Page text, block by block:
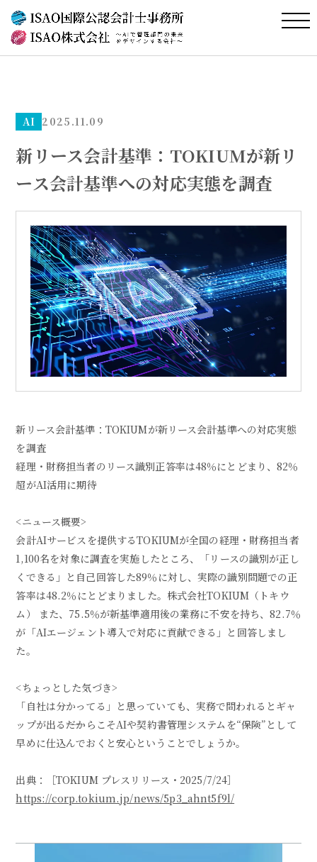
AI 2025.11.09
新リース会計基準：TOKIUMが新リ
ース会計基準への対応実態を調査
新リース会計基準：TOKIUMが新リース会計基準への対応実態
を調査
経理・財務担当者のリース識別正答率は48％にとどまり、82％
超がAI活用に期待
<ニュース概要>
会計AIサービスを提供するTOKIUMが全国の経理・財務担当者
1,100名を対象に調査を実施したところ、「リースの識別が正し
くできる」と自己回答した89％に対し、実際の識別問題での正
答率は48.2％にとどまりました。株式会社TOKIUM（トキウ
ム） また、75.5％が新基準適用後の業務に不安を持ち、82.7％
が「AIエージェント導入で対応に貢献できる」と回答しまし
た。
<ちょっとした気づき>
「自社は分かってる」と思っていても、実務で問われるとギャ
ップが出る――だからこそAIや契約書管理システムを“保険”として
早めに仕込んでおくと安心ということでしょうか。
出典：［TOKIUM プレスリリース・2025/7/24］
https://corp.tokium.jp/news/5p3_ahnt5f9l/